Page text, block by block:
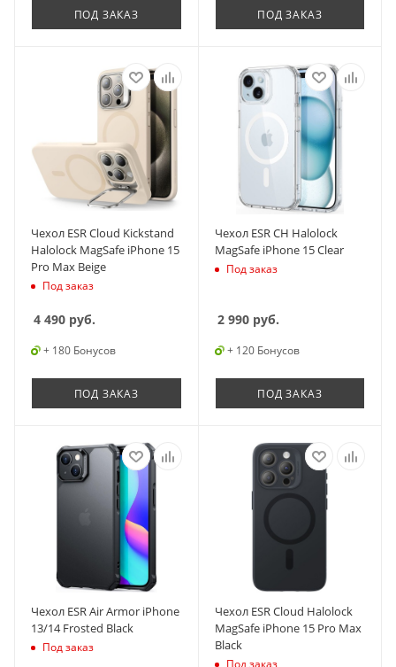
ПОД ЗАКАЗ ПОД ЗАКАЗ
Чехол ESR Cloud Kickstand
Halolock MagSafe iPhone 15
Pro Max Beige
Под заказ
4 490 руб.
+ 180 Бонусов
ПОД ЗАКАЗ
Чехол ESR CH Halolock
MagSafe iPhone 15 Clear
Под заказ
2 990руб.
+ 120 Бонусов
ПОД ЗАКАЗ
Чехол ESR Air Armor iPhone
13/14 Frosted Black
Под заказ
Чехол ESR Cloud Halolock
MagSafe iPhone 15 Pro Max
Black